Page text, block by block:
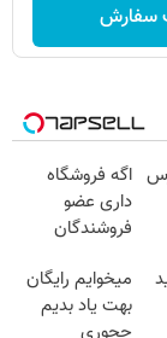
سفارش
اگه فروشگاه
داری عضو
فروشندگان
میلیارد وام بگیر
میخوایم رایگان
بهت یاد بدیم
چجوری